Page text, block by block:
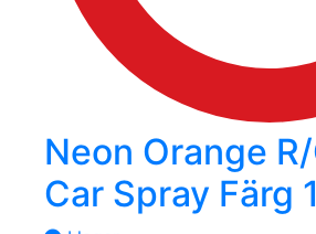
Neon Orange
Car Spray Färg